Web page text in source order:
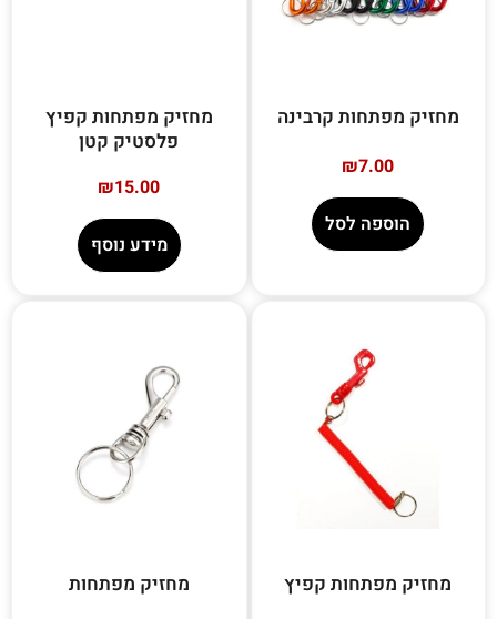
מחזיק מפתחות קרבינה
₪7.00
הוספה לסל
מחזיק מפתחות קפיץ
פלסטיק קטן
₪15.00
מידע נוסף
מחזיק מפתחות קפיץ מחזיק מפתחות